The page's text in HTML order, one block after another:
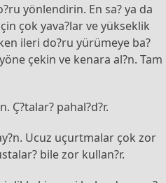
yönlendirin. En sa? ya da
çok yava?lar ve yükseklik
ileri do?ru yürümeye ba?
çekin ve kenara al?n. Tam
Ç?talar? pahal?d?r.
Ucuz uçurtmalar çok zor
bile zor kullan?r.